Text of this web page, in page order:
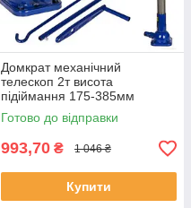
Домкрат механічний
телескоп 2т висота
підіймання 175-385мм
ДМ-3852Т
Готово до відправки
993,70 ₴ 1 046 ₴
Купити